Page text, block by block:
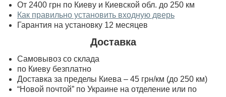
От 2400 грн по Киеву и Киевской обл. до 250 км
Как правильно установить входную дверь
Гарантия на установку 12 месяцев
Доставка
Самовывоз со склада
по Киеву безплатно
Доставка за пределы Киева – 45 грн/км (до 250 км)
“Новой почтой” по Украине на отделение или по